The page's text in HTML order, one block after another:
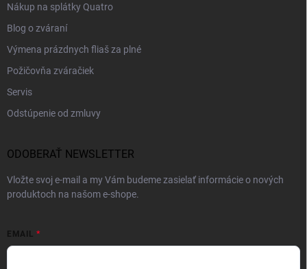
Nákup na splátky Quatro
Blog o zváraní
Výmena prázdnych fliaš za plné
Požičovňa zváračiek
Servis
Odstúpenie od zmluvy
ODOBERAŤ NEWSLETTER
Vložte svoj e-mail a my Vám budeme zasielať informácie o nových
produktoch na našom e-shope.
EMAIL